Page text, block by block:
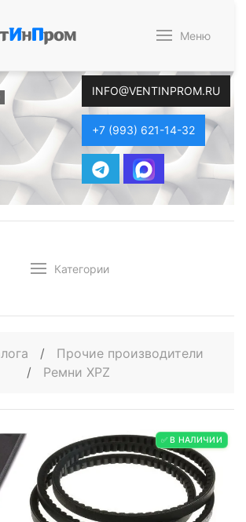
ИнПром Меню
INFO@VENTINPROM.RU
+7 (993) 621-14-32
Категории
/
Прочие производители
/
Ремни XPZ
✅ В НАЛИЧИИ